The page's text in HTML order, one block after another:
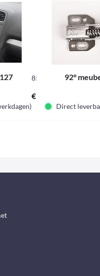
850383
€ 499,00 *
92°
Direct